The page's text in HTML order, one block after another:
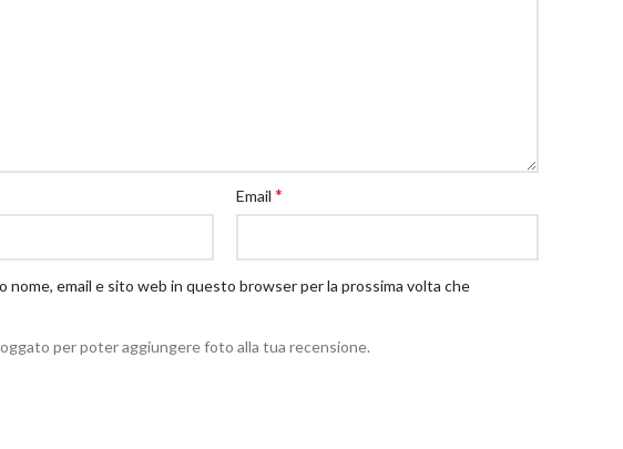
Email *
nome, email e sito web in questo browser per la prossima volta che
per poter aggiungere foto alla tua recensione.